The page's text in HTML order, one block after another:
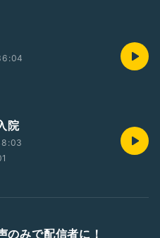
院
のみで配信者に！